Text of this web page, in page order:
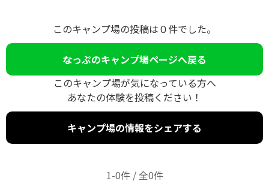
このキャンプ場の投稿は０件でした。
なっぷのキャンプ場ページへ戻る
このキャンプ場が気になっている方へ
あなたの体験を投稿ください！
キャンプ場の情報をシェアする
1-0件 / 全0件